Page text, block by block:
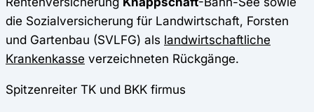
die Sozialversicherung für Landwirtschaft, Forsten
und Gartenbau (SVLFG) als landwirtschaftliche
Krankenkasse verzeichneten Rückgänge.
Spitzenreiter TK und BKK firmus